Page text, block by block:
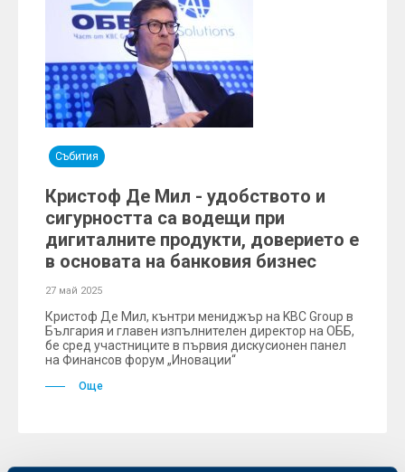
Събития
Кристоф Де Мил - удобството и
сигурността са водещи при
дигиталните продукти, доверието е
в основата на банковия бизнес
27 май 2025
Кристоф Де Мил, кънтри мениджър на KBC Group в
България и главен изпълнителен директор на ОББ,
бе сред участниците в първия дискусионен панел
на Финансов форум „Иновации“
Още